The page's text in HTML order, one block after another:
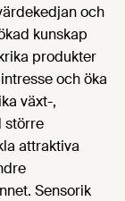
och
kunskap
produkter
och öka
växt-,
större
attraktiva
Sensorik